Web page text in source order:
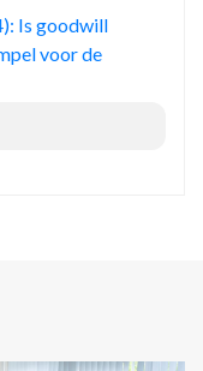
Is goodwill
voor de